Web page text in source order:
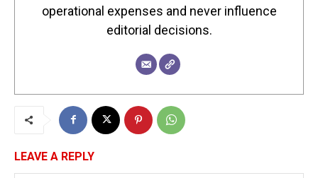
operational expenses and never influence
editorial decisions.
LEAVE A REPLY